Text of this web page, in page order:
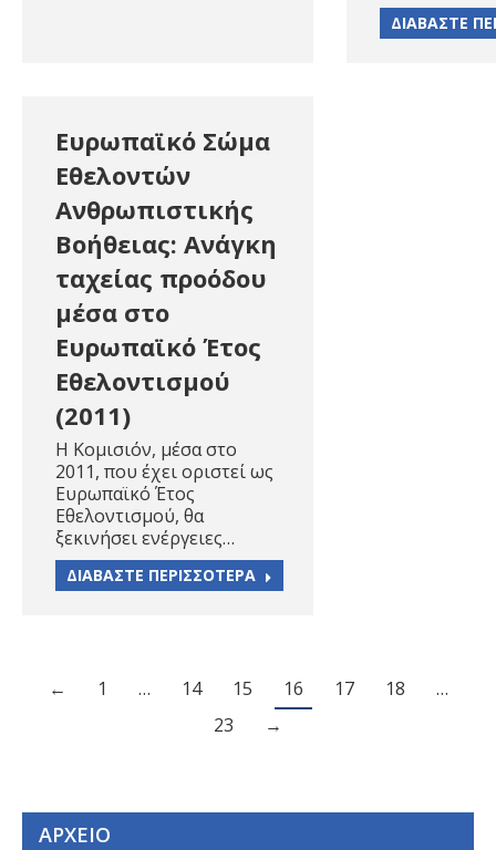
ΔΙΑΒΑΣΤΕ
Ευρωπαϊκό Σώμα
Εθελοντών
Ανθρωπιστικής
Βοήθειας: Ανάγκη
ταχείας προόδου
μέσα στο
Ευρωπαϊκό Έτος
Εθελοντισμού
(2011)
Η Κομισιόν, μέσα στο
2011, που έχει οριστεί ως
Ευρωπαϊκό Έτος
Εθελοντισμού, θα
ξεκινήσει ενέργειες…
ΔΙΑΒΑΣΤΕ ΠΕΡΙΣΣΟΤΕΡΑ
← 1 … 14 15 16 17 18
…
23
→
ΑΡΧΕΙΟ